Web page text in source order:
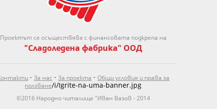
Проектът се осъществява с финансовата подкрепа на
"Сладоледена фабрика" ООД
· За нас · За проекта · Общи условия и права за
ползване/i/Igrite-na-uma-banner.jpg
©2016 Народно читалище "Иван Вазов - 2014